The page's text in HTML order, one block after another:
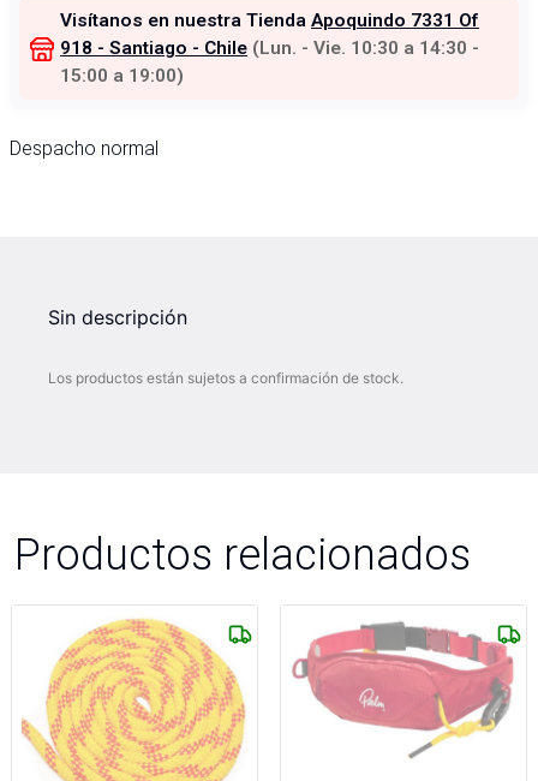
Visítanos en nuestra Tienda Apoquindo 7331 Of
918 - Santiago - Chile (Lun. - Vie. 10:30 a 14:30 -
15:00 a 19:00)
Despacho normal
Sin descripción
Los productos están sujetos a confirmación de stock.
Productos relacionados